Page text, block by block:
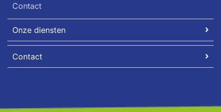
Contact
Onze diensten
Contact